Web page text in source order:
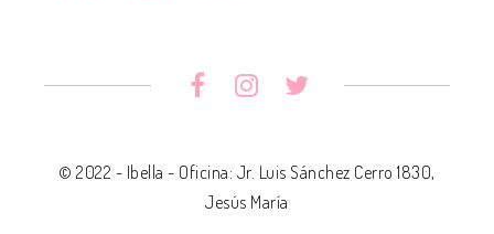
© 2022 - Ibella - Oficina: Jr. Luis Sánchez Cerro 1830,
Jesús María